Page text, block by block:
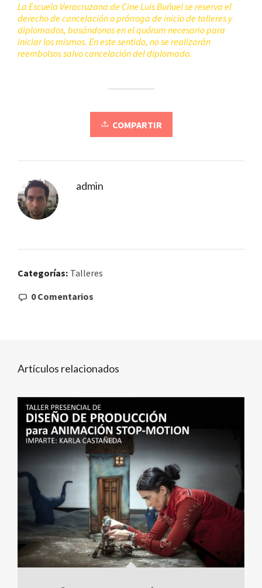
La Escuela Veracruzana de Cine Luis Buñuel se reserva el
derecho de cancelación o prórroga de inicio de talleres y
diplomados, basándonos en el quórum necesario para
iniciar los mismos. En este sentido, no se realizarán
reembolsos salvo cancelación del diplomado.
COMPARTIR
admin
Categorías: Talleres
0 Comentarios
Artículos relacionados